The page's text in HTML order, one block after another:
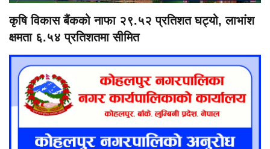
कृषि विकास बैंकको नाफा २९.५२ प्रतिशत घट्यो, लाभांश
क्षमता ६.५४ प्रतिशतमा सीमित